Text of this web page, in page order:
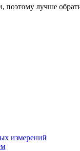
поэтому лучше
измерений